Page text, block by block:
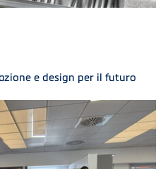
e design per il futuro